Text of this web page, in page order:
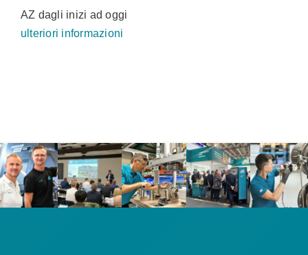
AZ dagli inizi ad oggi
ulteriori informazioni